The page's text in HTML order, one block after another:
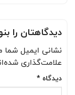
دیدگاهتان را
نشانی ایمیل
علامت‌گذاری
دیدگاه *